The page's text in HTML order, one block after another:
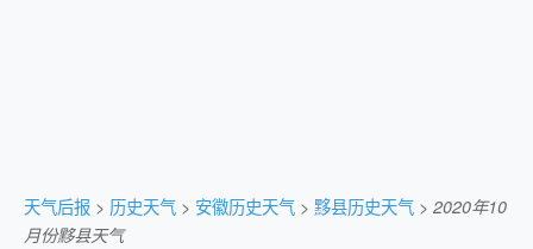
天气后报 > 历史天气 > 安徽历史天气 > 黟县历史天气 > 2020年10
月份黟县天气